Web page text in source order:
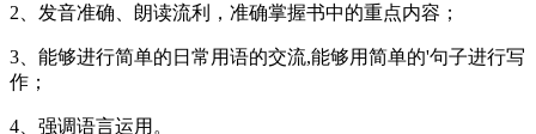
2、发音准确、朗读流利，准确掌握书中的重点内容；
3、能够进行简单的日常用语的交流,能够用简单的'句子进行写
作；
4、强调语言运用。